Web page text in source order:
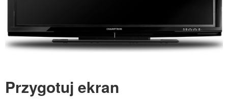
Przygotuj ekran